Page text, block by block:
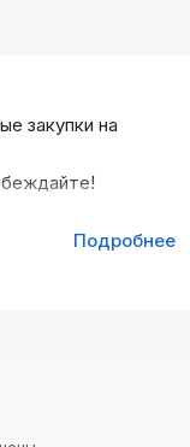
закупки на
Подробнее